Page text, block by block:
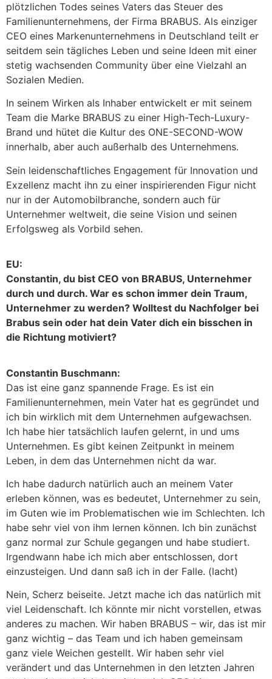
plötzlichen Todes seines Vaters das Steuer des
Familienunternehmens, der Firma BRABUS. Als einziger
CEO eines Markenunternehmens in Deutschland teilt er
seitdem sein tägliches Leben und seine Ideen mit einer
stetig wachsenden Community über eine Vielzahl an
Sozialen Medien.
In seinem Wirken als Inhaber entwickelt er mit seinem
Team die Marke BRABUS zu einer High-Tech-Luxury-
Brand und hütet die Kultur des ONE-SECOND-WOW
innerhalb, aber auch außerhalb des Unternehmens.
Sein leidenschaftliches Engagement für Innovation und
Exzellenz macht ihn zu einer inspirierenden Figur nicht
nur in der Automobilbranche, sondern auch für
Unternehmer weltweit, die seine Vision und seinen
Erfolgsweg als Vorbild sehen.
EU:
Constantin, du bist CEO von BRABUS, Unternehmer
durch und durch. War es schon immer dein Traum,
Unternehmer zu werden? Wolltest du Nachfolger bei
Brabus sein oder hat dein Vater dich ein bisschen in
die Richtung motiviert?
Constantin Buschmann:
Das ist eine ganz spannende Frage. Es ist ein
Familienunternehmen, mein Vater hat es gegründet und
ich bin wirklich mit dem Unternehmen aufgewachsen.
Ich habe hier tatsächlich laufen gelernt, in und ums
Unternehmen. Es gibt keinen Zeitpunkt in meinem
Leben, in dem das Unternehmen nicht da war.
Ich habe dadurch natürlich auch an meinem Vater
erleben können, was es bedeutet, Unternehmer zu sein,
im Guten wie im Problematischen wie im Schlechten. Ich
habe sehr viel von ihm lernen können. Ich bin zunächst
ganz normal zur Schule gegangen und habe studiert.
Irgendwann habe ich mich aber entschlossen, dort
einzusteigen. Und dann saß ich in der Falle. (lacht)
Nein, Scherz beiseite. Jetzt mache ich das natürlich mit
viel Leidenschaft. Ich könnte mir nicht vorstellen, etwas
anderes zu machen. Wir haben BRABUS – wir, das ist mir
ganz wichtig – das Team und ich haben gemeinsam
ganz viele Weichen gestellt. Wir haben sehr viel
verändert und das Unternehmen in den letzten Jahren